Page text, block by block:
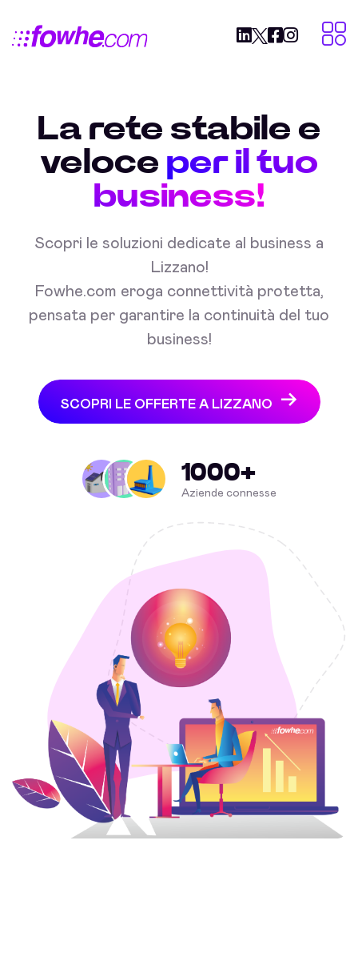
La rete stabile e
veloce per il tuo
business!
Scopri le soluzioni dedicate al business a
Lizzano!
Fowhe.com eroga connettività protetta,
pensata per garantire la continuità del tuo
business!
SCOPRI LE OFFERTE A LIZZANO
1000+
Aziende connesse